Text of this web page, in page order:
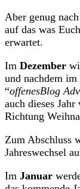
Aber genug
auf das was
erwartet.
Im Dezember
und nachdem im
“offenesBlog
auch dieses
Richtung
Zum Abschluss
Jahreswechsel
Im Januar